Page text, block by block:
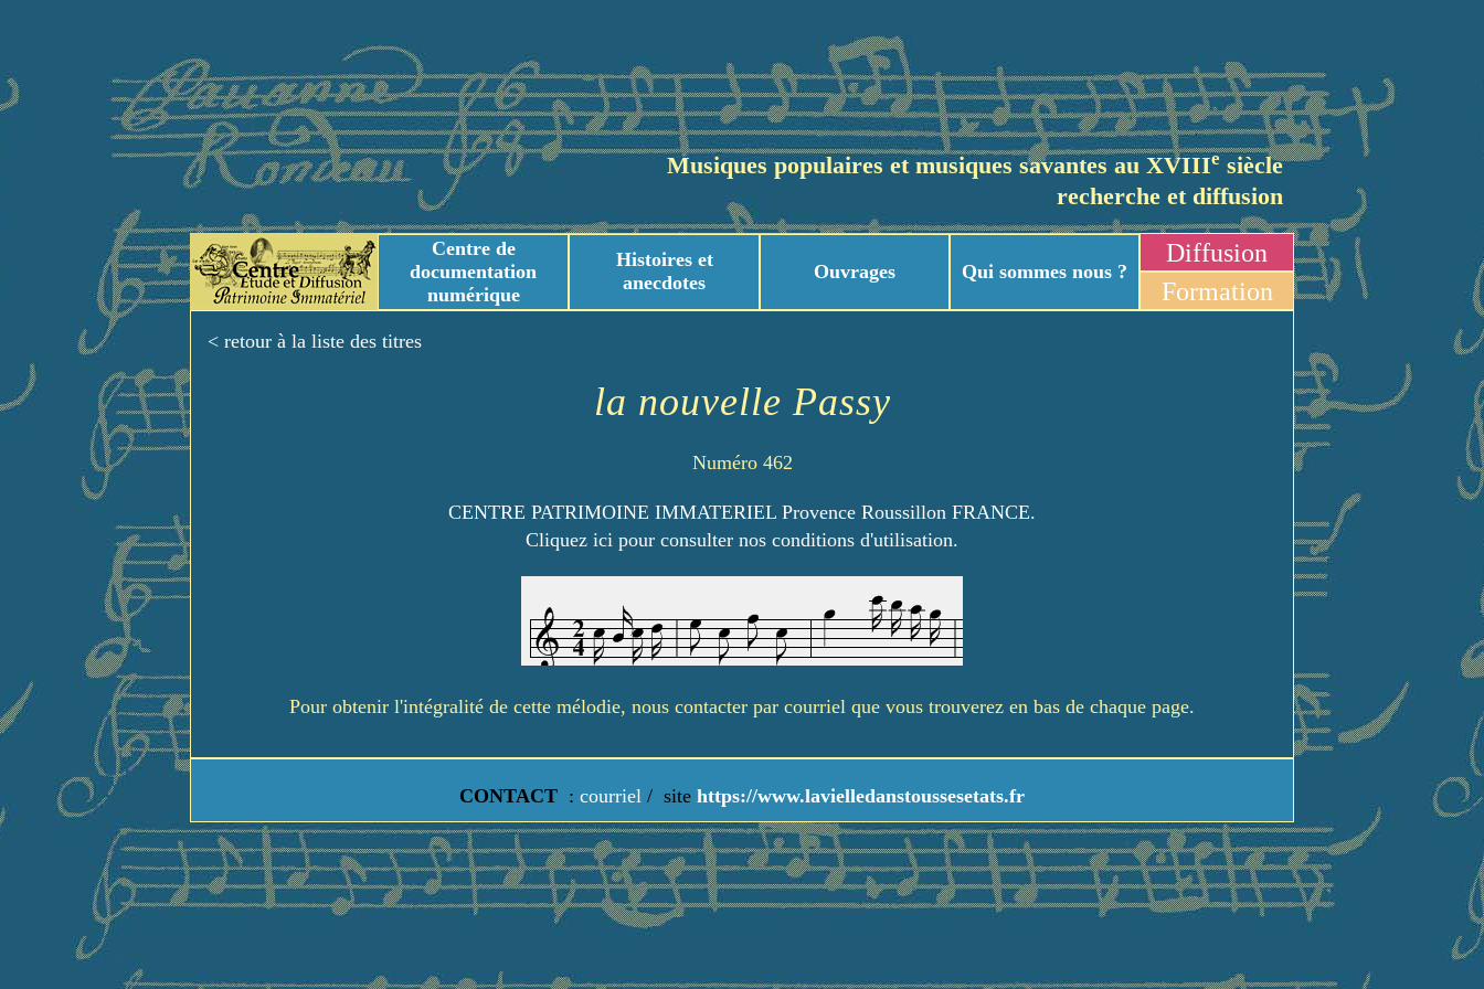
Musiques populaires et musiques savantes au XVIIIesiècle
recherche et diffusion
Centre de
documentation
numérique
Histoires et
anecdotes
Ouvrages Qui sommes nous ?
Diffusion
Formation
< retour à la liste des titres
la nouvelle Passy
Numéro 462
CENTRE PATRIMOINE IMMATERIEL Provence Roussillon FRANCE.
Cliquez ici pour consulter nos conditions d'utilisation.
Pour obtenir l'intégralité de cette mélodie, nous contacter par courriel que vous trouverez en bas de chaque page.
CONTACT : courriel / site https://www.lavielledanstoussesetats.fr